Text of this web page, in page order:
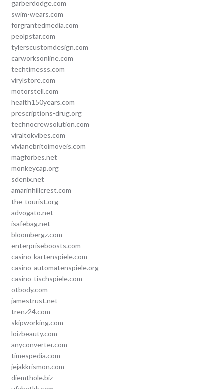
garberdodge.com
swim-wears.com
forgrantedmedia.com
peolpstar.com
tylerscustomdesign.com
carworksonline.com
techtimesss.com
virylstore.com
motorstell.com
health150years.com
prescriptions-drug.org
technocrewsolution.com
viraltokvibes.com
vivianebritoimoveis.com
magforbes.net
monkeycap.org
sdenix.net
amarinhillcrest.com
the-tourist.org
advogato.net
isafebag.net
bloombergz.com
enterpriseboosts.com
casino-kartenspiele.com
casino-automatenspiele.org
casino-tischspiele.com
otbody.com
jamestrust.net
trenz24.com
skipworking.com
loizbeauty.com
anyconverter.com
timespedia.com
jejakkrismon.com
diemthole.biz